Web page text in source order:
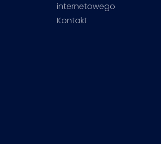
internetowego
Kontakt